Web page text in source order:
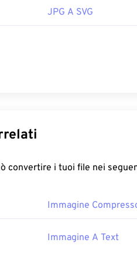
JPG A SVG
convertire i tuoi file nei
Immagine
Immagine A Text